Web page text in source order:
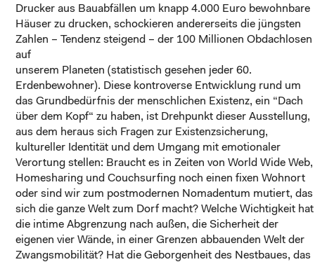
Drucker aus Bauabfällen um knapp 4.000 Euro bewohnbare
Häuser zu drucken, schockieren andererseits die jüngsten
Zahlen – Tendenz steigend – der 100 Millionen Obdachlosen
auf
unserem Planeten (statistisch gesehen jeder 60.
Erdenbewohner). Diese kontroverse Entwicklung rund um
das Grundbedürfnis der menschlichen Existenz, ein “Dach
über dem Kopf“ zu haben, ist Drehpunkt dieser Ausstellung,
aus dem heraus sich Fragen zur Existenzsicherung,
kultureller Identität und dem Umgang mit emotionaler
Verortung stellen: Braucht es in Zeiten von World Wide Web,
Homesharing und Couchsurfing noch einen fixen Wohnort
oder sind wir zum postmodernen Nomadentum mutiert, das
sich die ganze Welt zum Dorf macht? Welche Wichtigkeit hat
die intime Abgrenzung nach außen, die Sicherheit der
eigenen vier Wände, in einer Grenzen abbauenden Welt der
Zwangsmobilität? Hat die Geborgenheit des Nestbaues, das